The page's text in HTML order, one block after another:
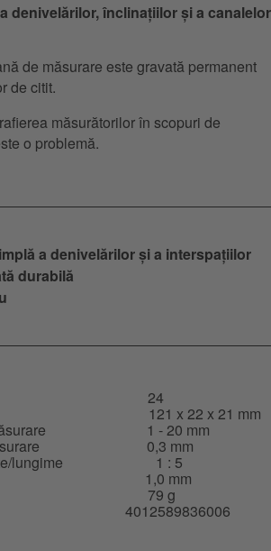
denivelărilor, înclinațiilor și a canalelor
de măsurare este gravată permanent
de citit.
măsurătorilor în scopuri de
o problemă.
a denivelărilor și a interspațiilor
durabilă
24
121 x 22 x 21 mm
1 - 20 mm
0,3 mm
lungime 1 : 5
1,0 mm
79 g
4012589836006